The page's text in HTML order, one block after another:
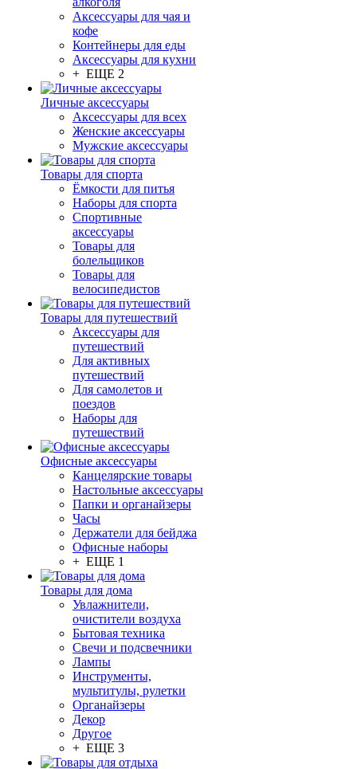
Аксессуары для чая и
кофе
Контейнеры для еды
Аксессуары для кухни
+ ЕЩЕ 2
Личные аксессуары
Аксессуары для всех
Женские аксессуары
Мужские аксессуары
Товары для спорта
Ёмкости для питья
Наборы для спорта
Спортивные
аксессуары
Товары для
болельщиков
Товары для
велосипедистов
Товары для путешествий
Аксессуары для
путешествий
Для активных
путешествий
Для самолетов и
поездов
Наборы для
путешествий
Офисные аксессуары
Канцелярские товары
Настольные аксессуары
Папки и органайзеры
Часы
Держатели для бейджа
Офисные наборы
+ ЕЩЕ 1
Товары для дома
Увлажнители,
очистители воздуха
Бытовая техника
Свечи и подсвечники
Лампы
Инструменты,
мультитулы, рулетки
Органайзеры
Декор
Другое
+ ЕЩЕ 3